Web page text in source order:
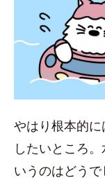
やはり根本的
したいところ
いうのはどう